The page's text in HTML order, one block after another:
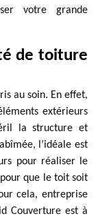
votre grande
de toiture
au soin. En effet,
extérieurs
la structure et
l’idéale est
pour réaliser le
que le toit soit
cela, entreprise
Couverture est à